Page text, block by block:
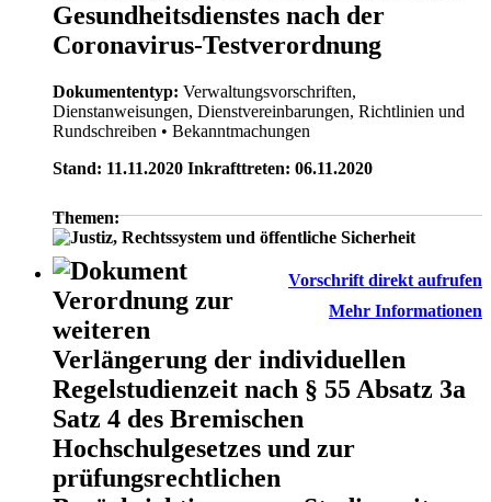
Gesundheitsdienstes nach der
Coronavirus-Testverordnung
Dokumententyp: Verwaltungsvorschriften,
Dienstanweisungen, Dienstvereinbarungen, Richtlinien und
Rundschreiben • Bekanntmachungen
Stand: 11.11.2020 Inkrafttreten: 06.11.2020
Themen:
Vorschrift direkt aufrufen
Mehr Informationen
Verordnung zur
weiteren
Verlängerung der individuellen
Regelstudienzeit nach § 55 Absatz 3a
Satz 4 des Bremischen
Hochschulgesetzes und zur
prüfungsrechtlichen